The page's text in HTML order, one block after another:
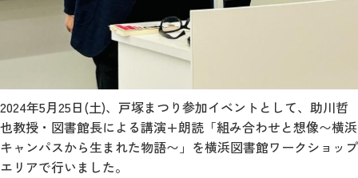
2024年5月25日(土)、戸塚まつり参加イベントとして、助川哲
也教授・図書館長による講演+朗読「組み合わせと想像〜横浜
キャンパスから生まれた物語〜」を横浜図書館ワークショップ
エリアで行いました。